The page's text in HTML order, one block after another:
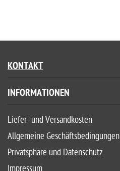
KONTAKT
INFORMATIONEN
Liefer- und Versandkosten
Allgemeine Geschäftsbedingungen
Privatsphäre und Datenschutz
Impressum